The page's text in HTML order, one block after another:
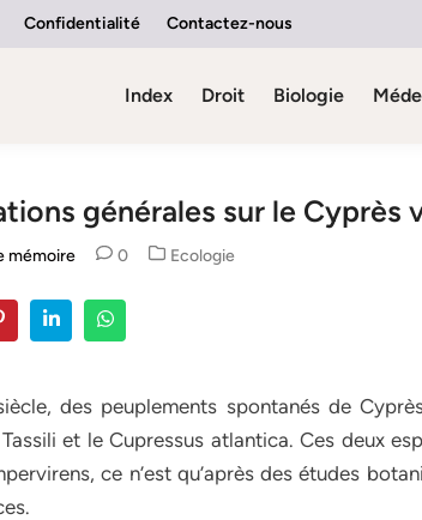
Confidentialité Contactez-nous
Index Droit Biologie
générales sur le Cyprès
mémoire 0
PostedEcologie
des peuplements spontanés de
et le Cupressus atlantica. Ces deux
ce n’est qu’après des études